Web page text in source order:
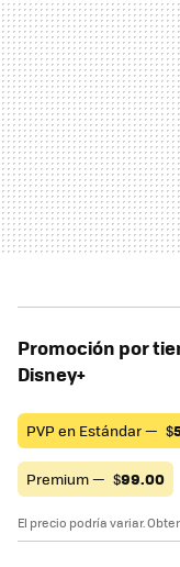
Promoción por
Disney+
PVP en Estándar — $
Premium — $99.00
El precio podría variar.